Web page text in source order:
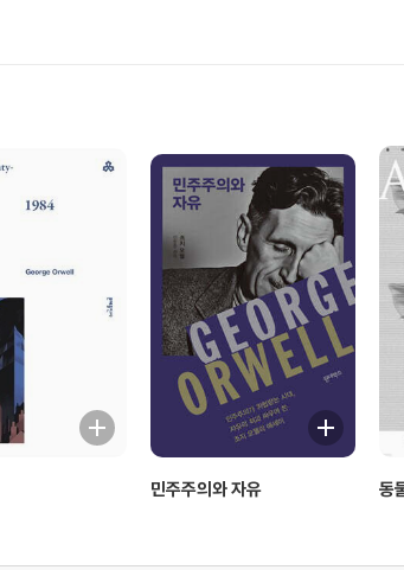
민주주의와 자유 동